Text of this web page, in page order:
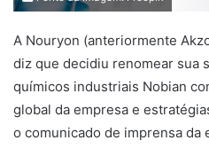
A Nouryon (anteriormente
diz que decidiu renomear sua
químicos industriais Nobian
global da empresa e
o comunicado de imprensa da